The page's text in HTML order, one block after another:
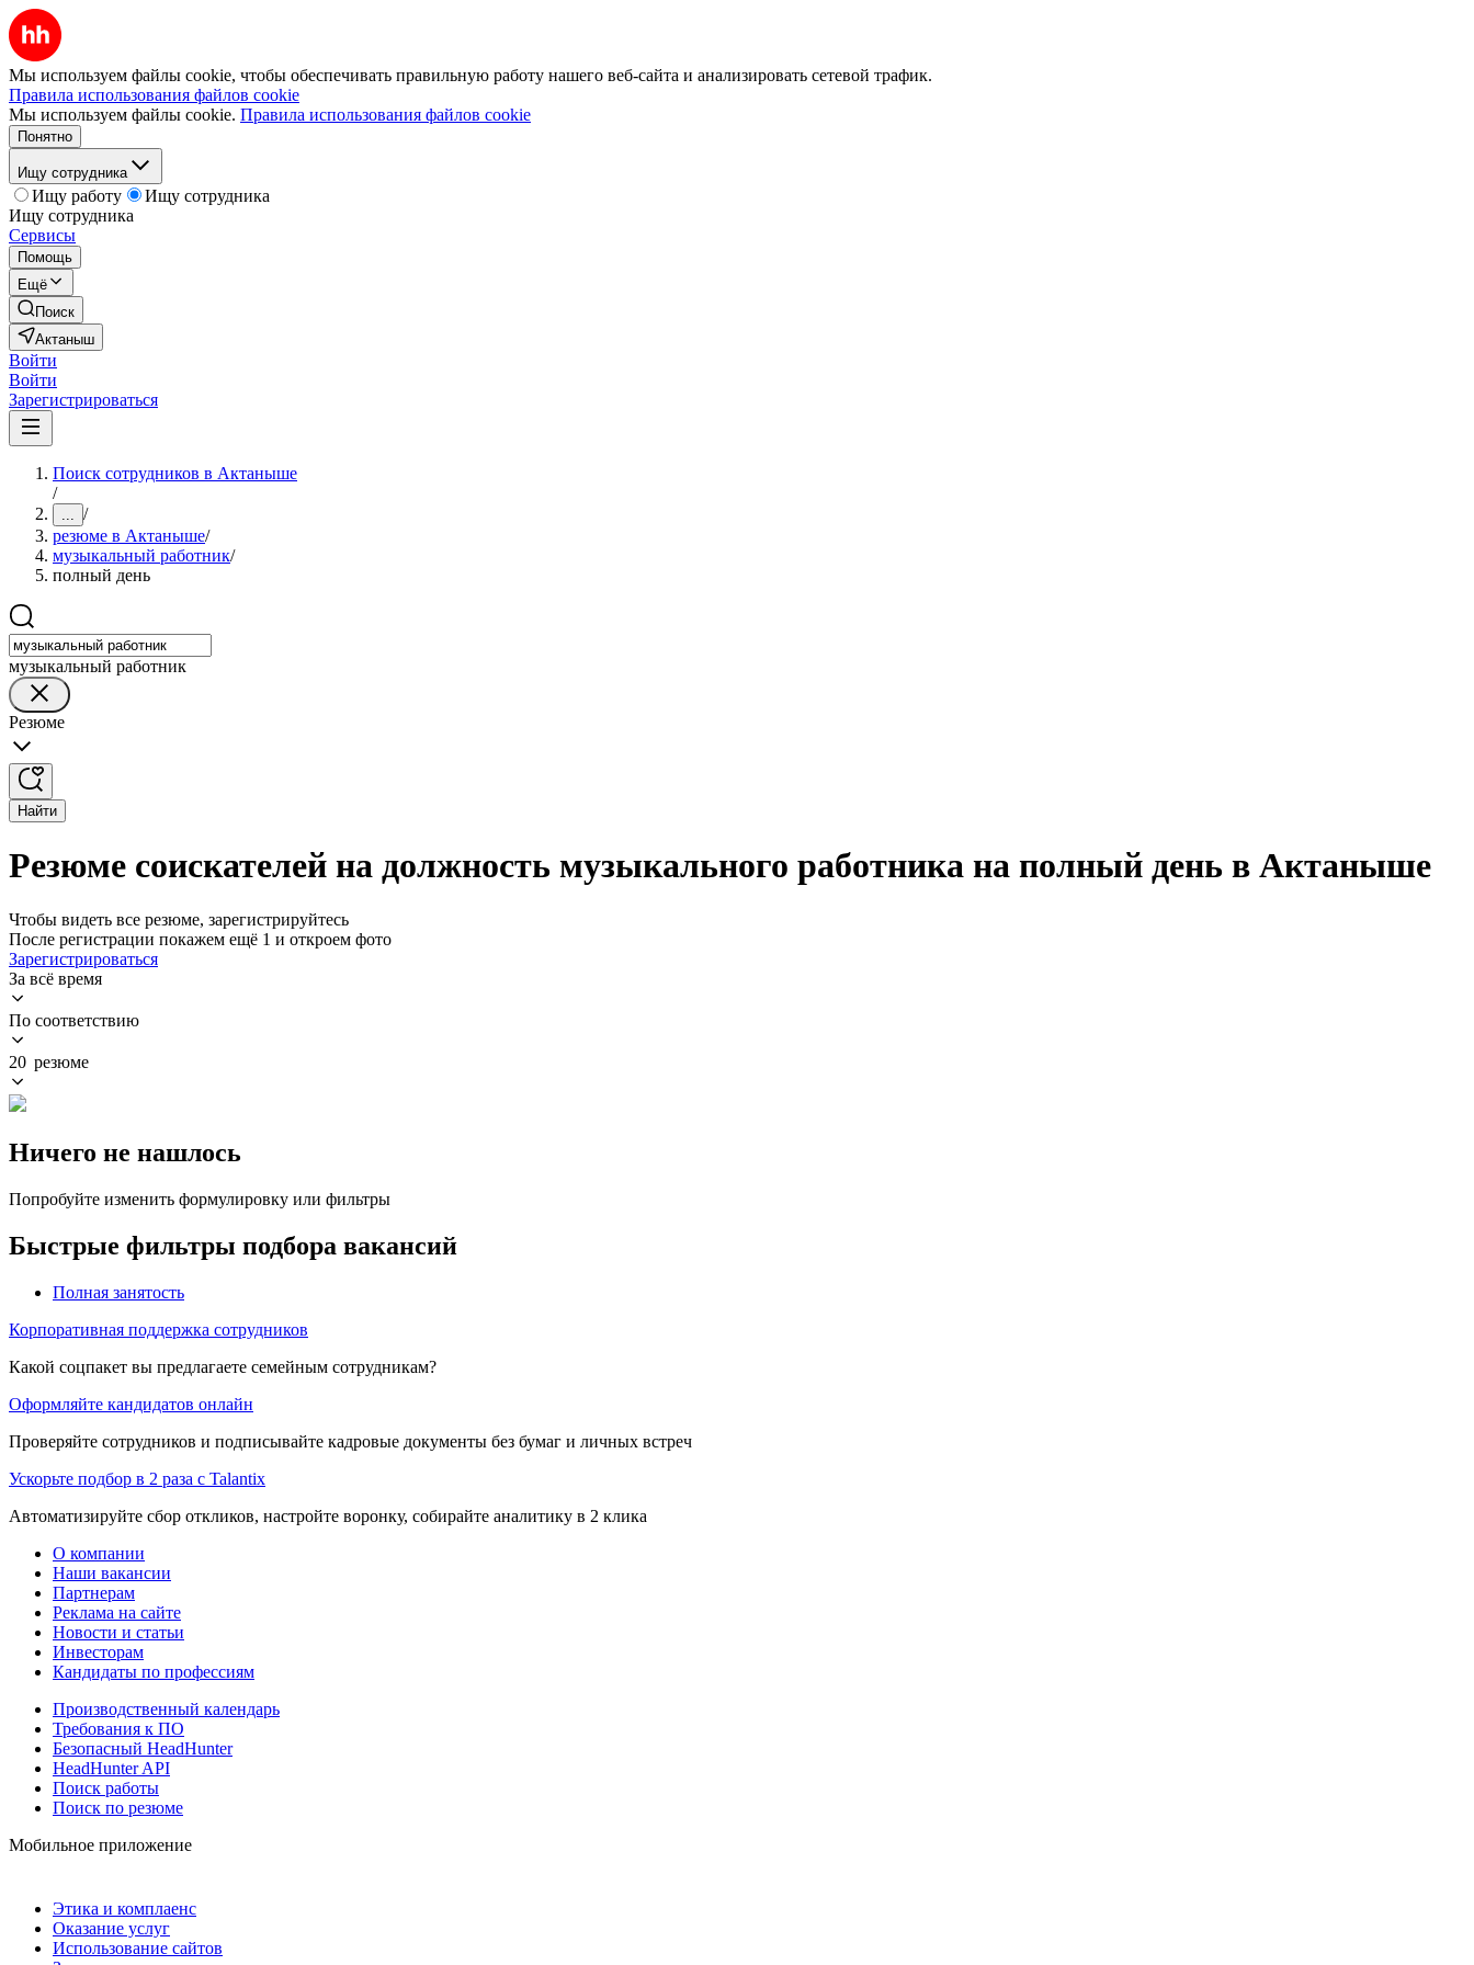
Мы используем файлы cookie, чтобы обеспечивать правильную работу нашего веб-сайта и анализировать сетевой трафик.
Правила использования файлов cookie
Мы используем файлы cookie. Правила использования файлов cookie
Понятно
Ищу сотрудника
Ищу работу
Ищу сотрудника
Ищу сотрудника
Сервисы
Помощь
Ещё
Поиск
Актаныш
Войти
Войти
Зарегистрироваться
Поиск сотрудников в Актаныше
/
... /
резюме в Актаныше/
музыкальный работник/
полный день
музыкальный работник
Резюме
Найти
Резюме соискателей на должность музыкального работника на полный день в Актаныше
Чтобы видеть все резюме, зарегистрируйтесь
После регистрации покажем ещё 1 и откроем фото
Зарегистрироваться
За всё время
По соответствию
20 резюме
Ничего не нашлось
Попробуйте изменить формулировку или фильтры
Быстрые фильтры подбора вакансий
Полная занятость
Корпоративная поддержка сотрудников
Какой соцпакет вы предлагаете семейным сотрудникам?
Оформляйте кандидатов онлайн
Проверяйте сотрудников и подписывайте кадровые документы без бумаг и личных встреч
Ускорьте подбор в 2 раза с Talantix
Автоматизируйте сбор откликов, настройте воронку, собирайте аналитику в 2 клика
О компании
Наши вакансии
Партнерам
Реклама на сайте
Новости и статьи
Инвесторам
Кандидаты по профессиям
Производственный календарь
Требования к ПО
Безопасный HeadHunter
HeadHunter API
Поиск работы
Поиск по резюме
Мобильное приложение
Этика и комплаенс
Оказание услуг
Использование сайтов